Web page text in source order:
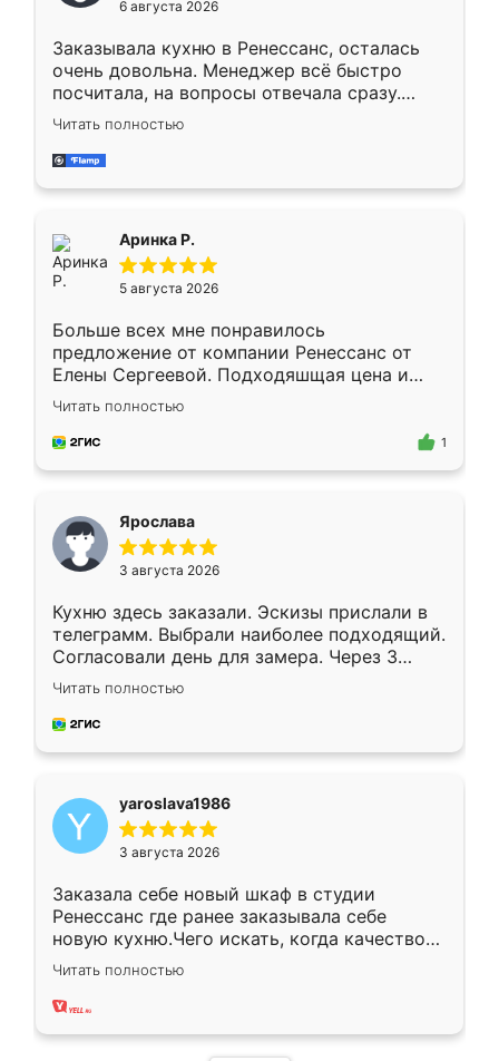
мебели буду заказывать только здесь.
6 августа 2026
Заказывала кухню в Ренессанс, осталась
очень довольна. Менеджер всё быстро
посчитала, на вопросы отвечала сразу.
Замерщик приехал в субботу, подошёл к
делу со всей ответственностью. Собрали
за день, ребята работали аккуратно, даже
Читать полностью
Аринка Р.
5 августа 2026
Больше всех мне понравилось
предложение от компании Ренессанс от
Елены Сергеевой. Подходяшщая цена и
короткие сроки изготовления. Приехавший
для замера сотрудник Владислав
предложил по моему эскизу самый
Читать полностью
1
Ярослава
3 августа 2026
Кухню здесь заказали. Эскизы прислали в
телеграмм. Выбрали наиболее подходящий.
Согласовали день для замера. Через 3
недели кухня была уже готова. Остались
довольны работой. Спасибо Ренессанс
мебель за качественную работу!
Читать полностью
yaroslava1986
3 августа 2026
Заказала себе новый шкаф в студии
Ренессанс где ранее заказывала себе
новую кухню.Чего искать, когда качеством
вполне довольна. Служит кухня уже почти
два года, нареканий нет.
Читать полностью